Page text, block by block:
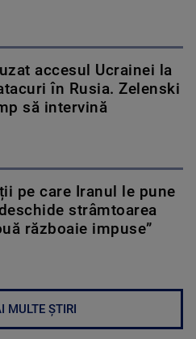
accesul Ucrainei la
în Rusia. Zelenski
să intervină
pe care Iranul le pune
strâmtoarea
războaie impuse”
MULTE ȘTIRI